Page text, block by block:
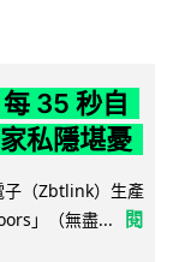
35 秒自
私隱堪憂
子（Zbtlink）生產
」（無盡...
閱